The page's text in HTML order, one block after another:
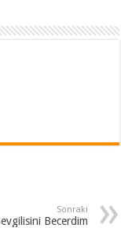
Sonraki
Becerdim